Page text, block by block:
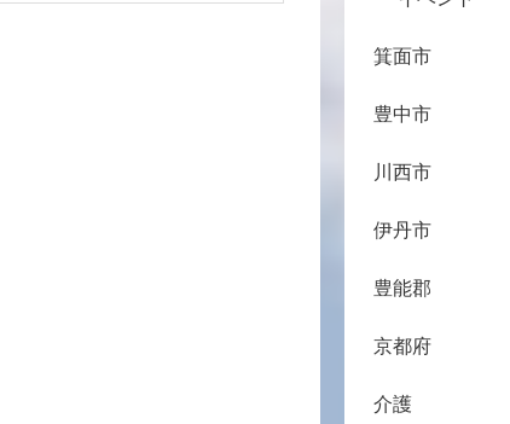
箕面市
豊中市
川西市
伊丹市
豊能郡
京都府
介護